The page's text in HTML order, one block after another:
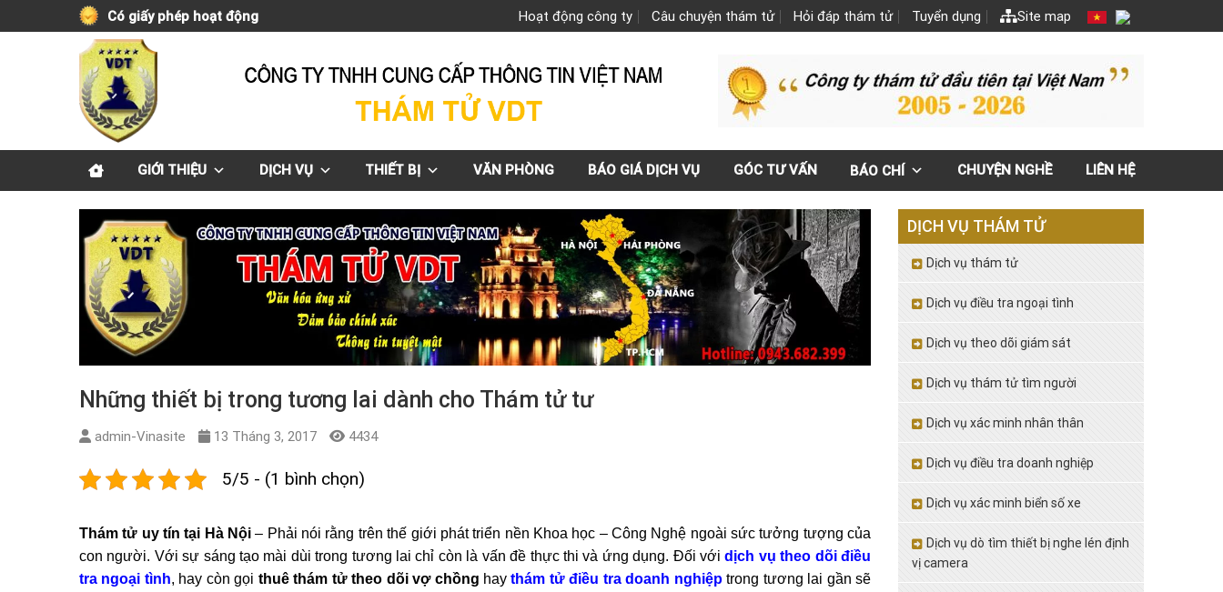
to
Có giấy phép hoạt động Hoạt động công ty Câu chuyện thám tử Hỏi đáp thám tử Tuyển dụng Site map
GIỚI THIỆU DỊCH VỤ THIẾT BỊ VĂN PHÒNG BÁO GIÁ DỊCH VỤ GÓC TƯ VẤN BÁO CHÍ CHUYỆN NGHỀ LIÊN HỆ
Những thiết bị trong tương lai dành cho Thám tử tư
admin-Vinasite 13 Tháng 3, 2017 4434
5/5 - (1 bình chọn)
Thám tử uy tín tại Hà Nội – Phải nói rằng trên thế giới phát triển nền Khoa học – Công Nghệ ngoài sức tưởng tượng của
con người. Với sự sáng tạo mài dùi trong tương lai chỉ còn là vấn đề thực thi và ứng dụng. Đối vớidịch vụ theo dõi điều
tra ngoại tình, hay còn gọi thuê thám tử theo dõi vợ chồng haythám tử điều tra doanh nghiệptrong tương lai gần sẽ
DỊCH VỤ THÁM TỬ
Dịch vụ thám tử
Dịch vụ điều tra ngoại tình
Dịch vụ theo dõi giám sát
Dịch vụ thám tử tìm người
Dịch vụ xác minh nhân thân
Dịch vụ điều tra doanh nghiệp
Dịch vụ xác minh biển số xe
Dịch vụ dò tìm thiết bị nghe lén định
vị camera